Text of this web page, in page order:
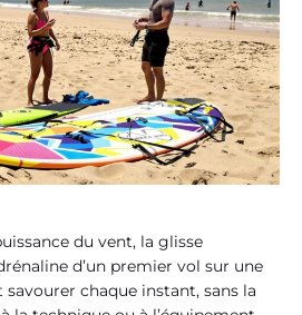
du vent, la glisse
d’un premier vol sur une
chaque instant, sans la